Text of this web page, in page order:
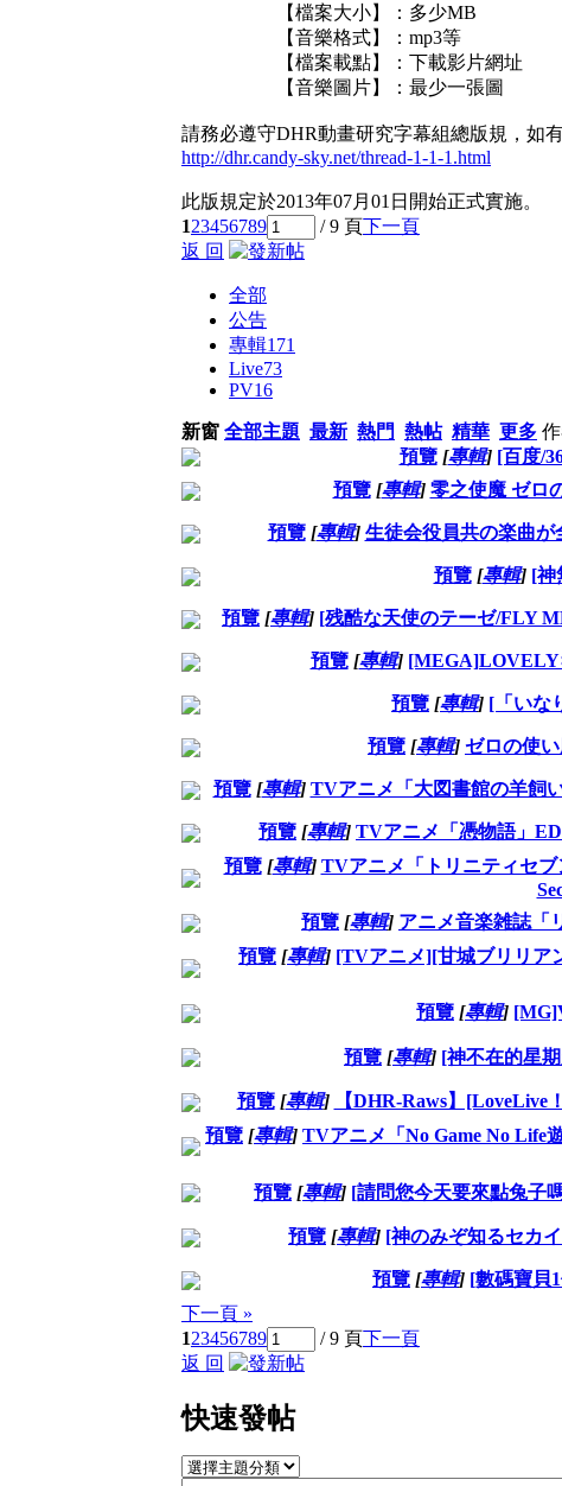
【檔案大小】：多少MB
【音樂格式】：mp3等
【檔案載點】：下載影片網址
【音樂圖片】：最少一張圖
請務必遵守DHR動畫研究字幕組總版規，如
http://dhr.candy-sky.net/thread-1-1-1.html
此版規定於2013年07月01日開始正式實施。
123456789 / 9 頁下一頁
返 回
全部
公告
專輯171
Live73
PV16
新窗 全部主題 最新 熱門 熱帖 精華 更多
預覽 [專輯] [百度/
預覽 [專輯] 零之使魔 ゼロ
預覽 [專輯] 生徒会役員共の楽曲
預覽 [專輯] [神
預覽 [專輯] [残酷な天使のテーゼ/FLY
預覽 [專輯]
預覽 [專輯] [「いな
預覽 [專輯] ゼロの使
預覽 [專輯] TVアニメ「大図書館の羊飼
預覽 [專輯] TVアニメ「憑物語」
預覽 [專輯] TVアニメ「トリニティセ
預覽 [專輯] アニメ音楽雑誌「
預覽 [專輯] [TVアニメ][甘城ブリリア
預覽 [專輯]
預覽 [專輯] [神不在的星
預覽 [專輯] 【DHR-Raws】[LoveLive
預覽 [專輯] TVアニメ「No Game No Life
預覽 [專輯] [請問您今天要來點兔子
預覽 [專輯] [神のみぞ知るセカ
預覽 [專輯] [數碼寶貝
下一頁 »
123456789 / 9 頁下一頁
返 回
快速發帖